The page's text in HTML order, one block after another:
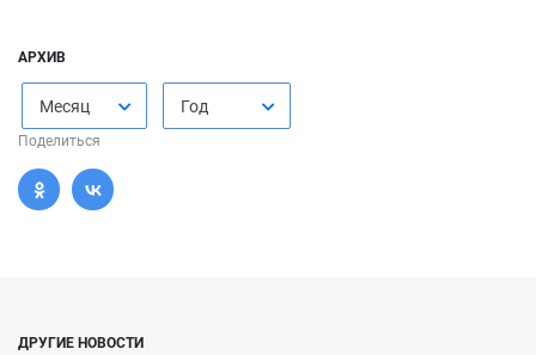
АРХИВ
Месяц Год
Поделиться
ДРУГИЕ НОВОСТИ